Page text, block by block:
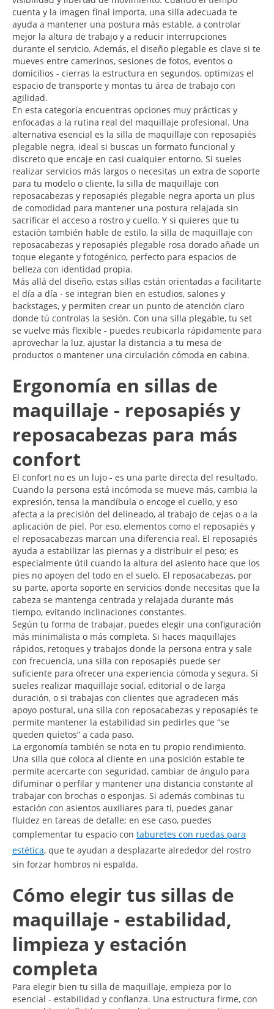
cuenta y la imagen final importa, una silla adecuada te
ayuda a mantener una postura más estable, a controlar
mejor la altura de trabajo y a reducir interrupciones
durante el servicio. Además, el diseño plegable es clave si te
mueves entre camerinos, sesiones de fotos, eventos o
domicilios - cierras la estructura en segundos, optimizas el
espacio de transporte y montas tu área de trabajo con
agilidad.
En esta categoría encuentras opciones muy prácticas y
enfocadas a la rutina real del maquillaje profesional. Una
alternativa esencial es la silla de maquillaje con reposapiés
plegable negra, ideal si buscas un formato funcional y
discreto que encaje en casi cualquier entorno. Si sueles
realizar servicios más largos o necesitas un extra de soporte
para tu modelo o cliente, la silla de maquillaje con
reposacabezas y reposapiés plegable negra aporta un plus
de comodidad para mantener una postura relajada sin
sacrificar el acceso a rostro y cuello. Y si quieres que tu
estación también hable de estilo, la silla de maquillaje con
reposacabezas y reposapiés plegable rosa dorado añade un
toque elegante y fotogénico, perfecto para espacios de
belleza con identidad propia.
Más allá del diseño, estas sillas están orientadas a facilitarte
el día a día - se integran bien en estudios, salones y
backstages, y permiten crear un punto de atención claro
donde tú controlas la sesión. Con una silla plegable, tu set
se vuelve más flexible - puedes reubicarla rápidamente para
aprovechar la luz, ajustar la distancia a tu mesa de
productos o mantener una circulación cómoda en cabina.
Ergonomía en sillas de
maquillaje - reposapiés y
reposacabezas para más
confort
El confort no es un lujo - es una parte directa del resultado.
Cuando la persona está incómoda se mueve más, cambia la
expresión, tensa la mandíbula o encoge el cuello, y eso
afecta a la precisión del delineado, al trabajo de cejas o a la
aplicación de piel. Por eso, elementos como el reposapiés y
el reposacabezas marcan una diferencia real. El reposapiés
ayuda a estabilizar las piernas y a distribuir el peso; es
especialmente útil cuando la altura del asiento hace que los
pies no apoyen del todo en el suelo. El reposacabezas, por
su parte, aporta soporte en servicios donde necesitas que la
cabeza se mantenga centrada y relajada durante más
tiempo, evitando inclinaciones constantes.
Según tu forma de trabajar, puedes elegir una configuración
más minimalista o más completa. Si haces maquillajes
rápidos, retoques y trabajos donde la persona entra y sale
con frecuencia, una silla con reposapiés puede ser
suficiente para ofrecer una experiencia cómoda y segura. Si
sueles realizar maquillaje social, editorial o de larga
duración, o si trabajas con clientes que agradecen más
apoyo postural, una silla con reposacabezas y reposapiés te
permite mantener la estabilidad sin pedirles que “se
queden quietos” a cada paso.
La ergonomía también se nota en tu propio rendimiento.
Una silla que coloca al cliente en una posición estable te
permite acercarte con seguridad, cambiar de ángulo para
difuminar o perfilar y mantener una distancia constante al
trabajar con brochas o esponjas. Si además combinas tu
estación con asientos auxiliares para ti, puedes ganar
fluidez en tareas de detalle; en ese caso, puedes
complementar tu espacio con taburetes con ruedas para
estética, que te ayudan a desplazarte alrededor del rostro
sin forzar hombros ni espalda.
Cómo elegir tus sillas de
maquillaje - estabilidad,
limpieza y estación
completa
Para elegir bien tu silla de maquillaje, empieza por lo
esencial - estabilidad y confianza. Una estructura firme, con